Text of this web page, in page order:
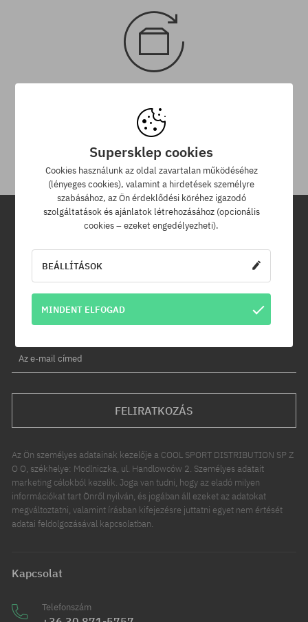
A termék visszaküldésére a csomag kézhezvételétől számítva
30 napod van.
Hírlevél
Az e-mail címed
FELIRATKOZÁS
Az Ön személyes adatainak kezelője a COOL SPORT DISTRIBUTION SP Z
O O, székhelye: Modlniczka, ul. Handlowców 2. Személyes adatait
marketing célokból kezelik. Joga van tudni, hogy az eladó milyen
információkat tart Önről nyilván, és jogában áll ezeket az adatokat
megváltoztatni, valamint írásban kifejezésre juttatni egyet nem értését
adatai feldolgozásával kapcsolatban.
Kapcsolat
Telefonszám
Supersklep cookies
Cookies használunk az oldal zavartalan működéséhez
(lényeges cookies), valamint a hirdetések személyre
szabásához, az Ön érdeklődési köréhez igazodó
szolgáltatások és ajánlatok létrehozásához (opcionális
cookies – ezeket engedélyezheti).
BEÁLLÍTÁSOK
MINDENT ELFOGAD